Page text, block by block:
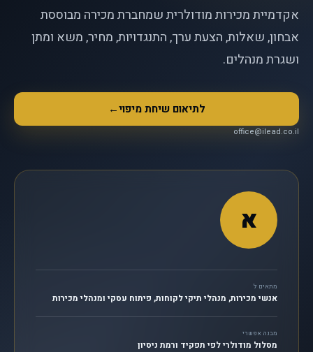
אקדמיית מכירות מודולרית שמחברת מכירה מבוססת
אבחון, שאלות, הצעת ערך, התנגדויות, מחיר, משא ומתן
ושגרת מנהלים.
לתיאום שיחת מיפוי←
office@ilead.co.il
א
מתאים ל
אנשי מכירות, מנהלי תיקי לקוחות, פיתוח עסקי ומנהלי מכירות
מבנה אפשרי
מסלול מודולרי לפי תפקיד ורמת ניסיון